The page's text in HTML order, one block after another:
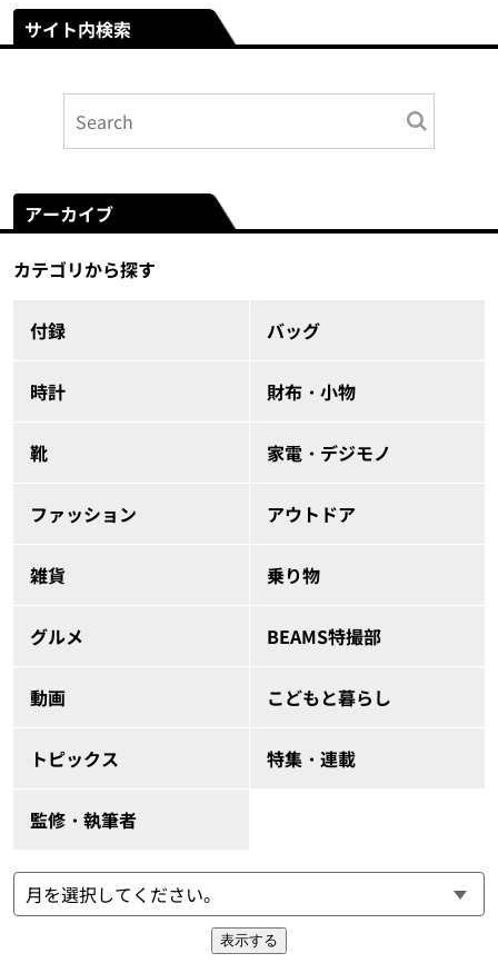
サイト内検索
アーカイブ
カテゴリから探す
付録 バッグ
時計 財布・小物
靴 家電・デジモノ
ファッション アウトドア
雑貨 乗り物
グルメ BEAMS特撮部
動画 こどもと暮らし
トピックス 特集・連載
監修・執筆者
表示する